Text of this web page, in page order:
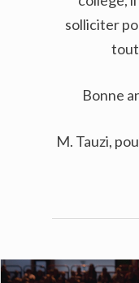
solliciter
Bonne
M. Tauzi,